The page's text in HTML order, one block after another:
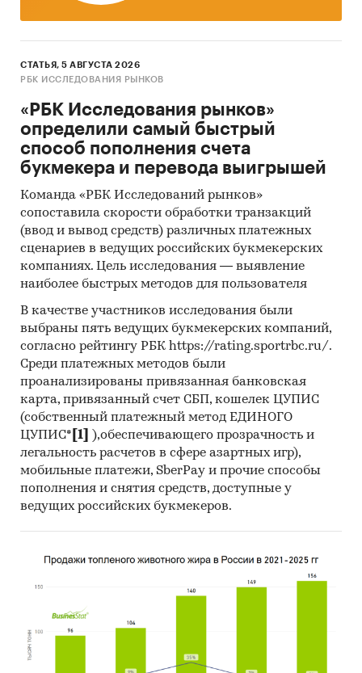
стимулирования на рынке
статистических методов прогнозирования
на основе макропараметров и факторов для
целевого рынка с учетом текущих и
будущих проектов компаний, с поправкой
на мнение экспертов и представителей
компаний.
Источники:
База данных государственных органов
статистики Росстат (ЕМИСС)
Данные государственных структур, в том
числе Минэкономразвития, Минэнерго,
Минпромторга, Федеральной налоговой
службы (ФНС), Федеральной службы по
тарифам (ФСТ), Федеральной таможенной
службы (ФТС), ОАО «РЖД» и пр.
Специализированные базы данных АИПР,
информационная база АИПР
Печатные и электронные деловые и
специализированные издания,
аналитические обзоры
Информационные ресурсы участников
Материалы сайтов исследуемой тематики
(электронные торговые/тендерные
специализированные форумы)
СТАТЬЯ, 5 АВГУСТА 2026
РБК ИССЛЕДОВАНИЯ РЫНКОВ
«РБК Исследования рынков»
определили самый быстрый
способ пополнения счета
букмекера и перевода выигрышей
Команда «РБК Исследований рынков»
сопоставила скорости обработки транзакций
(ввод и вывод средств) различных платежных
сценариев в ведущих российских букмекерских
компаниях. Цель исследования — выявление
наиболее быстрых методов для пользователя
В качестве участников исследования были
выбраны пять ведущих букмекерских компаний,
согласно рейтингу РБК https://rating.sportrbc.ru/.
Среди платежных методов были
проанализированы привязанная банковская
карта, привязанный счет СБП, кошелек ЦУПИС
(собственный платежный метод ЕДИНОГО
ЦУПИС* [1]
),обеспечивающего прозрачность и
легальность расчетов в сфере азартных игр),
мобильные платежи, SberPay и прочие способы
пополнения и снятия средств, доступные у
ведущих российских букмекеров.